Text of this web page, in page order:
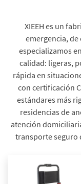
XIEEH es un
emergencia, de
especializamos
calidad: ligeras,
rápida en
con certificación
estándares más
residencias de
atención
transporte seguro